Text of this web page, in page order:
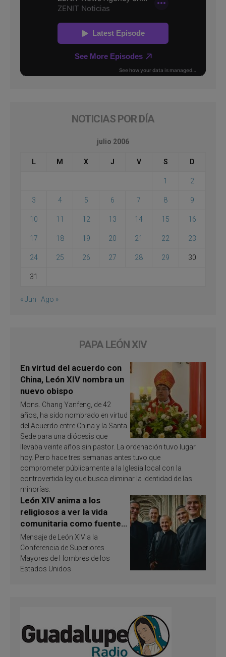
NOTICIAS POR DÍA
julio 2006
L M X J V S D
1 2
3 4 5 6 7 8 9
10 11 12 13 14 15 16
17 18 19 20 21 22 23
24 25 26 27 28 29 30
31
« Jun Ago »
PAPA LEÓN XIV
En virtud del acuerdo con
China, León XIV nombra un
nuevo obispo
Mons. Chang Yanfeng, de 42
años, ha sido nombrado en virtud
del Acuerdo entre China y la Santa
Sede para una diócesis que
llevaba veinte años sin pastor. La ordenación tuvo lugar
hoy. Pero hace tres semanas antes tuvo que
comprometer públicamente a la Iglesia local con la
controvertida ley que busca eliminar la identidad de las
minorías.
León XIV anima a los
religiosos a ver la vida
comunitaria como fuente
de inspiración y
santificación
Mensaje de León XIV a la
Conferencia de Superiores
Mayores de Hombres de los
Estados Unidos